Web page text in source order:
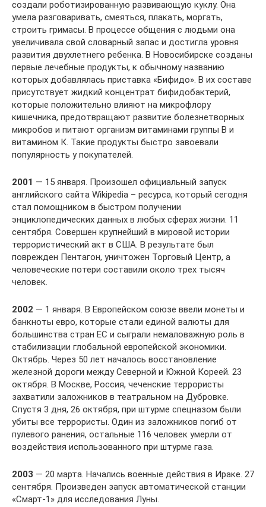
создали роботизированную развивающую куклу. Она
умела разговаривать, смеяться, плакать, моргать,
строить гримасы. В процессе общения с людьми она
увеличивала свой словарный запас и достигла уровня
развития двухлетнего ребенка. В Новосибирске созданы
первые лечебные продукты, к обычному названию
которых добавлялась приставка «Бифидо». В их составе
присутствует жидкий концентрат бифидобактерий,
которые положительно влияют на микрофлору
кишечника, предотвращают развитие болезнетворных
микробов и питают организм витаминами группы В и
витамином К. Такие продукты быстро завоевали
популярность у покупателей.
2001 — 15 января. Произошел официальный запуск
английского сайта Wikipedia – ресурса, который сегодня
стал помощником в быстром получении
энциклопедических данных в любых сферах жизни. 11
сентября. Совершен крупнейший в мировой истории
террористический акт в США. В результате был
поврежден Пентагон, уничтожен Торговый Центр, а
человеческие потери составили около трех тысяч
человек.
2002 — 1 января. В Европейском союзе ввели монеты и
банкноты евро, которые стали единой валюты для
большинства стран ЕС и сыграли немаловажную роль в
стабилизации глобальной европейской экономики.
Октябрь. Через 50 лет началось восстановление
железной дороги между Северной и Южной Кореей. 23
октября. В Москве, Россия, чеченские террористы
захватили заложников в театральном на Дубровке.
Спустя 3 дня, 26 октября, при штурме спецназом были
убиты все террористы. Один из заложников погиб от
пулевого ранения, остальные 116 человек умерли от
воздействия использованного при штурме газа.
2003 — 20 марта. Начались военные действия в Ираке. 27
сентября. Произведен запуск автоматической станции
«Смарт-1» для исследования Луны.